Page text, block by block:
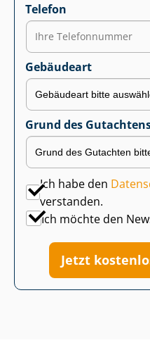
Telefon
Gebäudeart
Grund des
Ich habe den
verstanden.
Ich möchte den
Jetzt